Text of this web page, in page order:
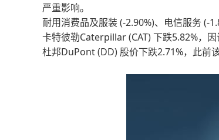
严重影响。
耐用消费品及服装 (-2.90%)、电信服务 (-
卡特彼勒Caterpillar (CAT) 下跌5.82%，
杜邦DuPont (DD) 股价下跌2.71%，此前